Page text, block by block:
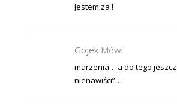
Jestem za !
Gojek Mówi
marzenia… a do tego
nienawiści”…